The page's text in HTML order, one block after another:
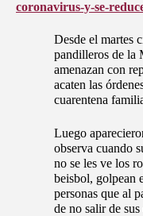
coronavirus-y-se-
Desde el martes
pandilleros de la
amenazan con
acaten las
cuarentena
Luego
observa cuando
no se les ve los
beisbol, golpean
personas que al
de no salir de sus